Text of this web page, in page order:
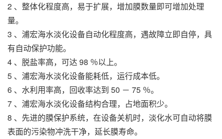
2 、整体化程度高，易于扩展，增加膜数量即可增加处理
量。
3 、 浦宏海水淡化设备自动化程度高，遇故障立即自停，具
有自动保护功能。
4 、脱盐率高，可达 98 ％以上。
5 、 浦宏海水淡化设备能耗低，运行成本低。
6 、水利用率高，回收率达到 50 － 75 ％。
7 、 浦宏海水淡化设备结构合理，占地面积少。
8 、先进的膜保护系统，在设备关机时，淡化水可自动将膜
表面的污染物冲洗干净，延长膜寿命。